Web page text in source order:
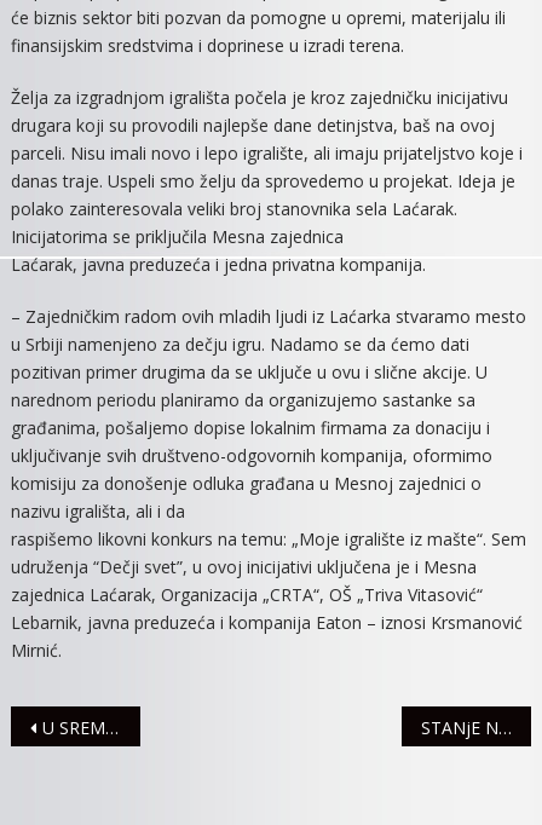
će biznis sektor biti pozvan da pomogne u opremi, materijalu ili
finansijskim sredstvima i doprinese u izradi terena.
Želja za izgradnjom igrališta počela je kroz zajedničku inicijativu
drugara koji su provodili najlepše dane detinjstva, baš na ovoj
parceli. Nisu imali novo i lepo igralište, ali imaju prijateljstvo koje i
danas traje. Uspeli smo želju da sprovedemo u projekat. Ideja je
polako zainteresovala veliki broj stanovnika sela Laćarak.
Inicijatorima se priključila Mesna zajednica
Laćarak, javna preduzeća i jedna privatna kompanija.
– Zajedničkim radom ovih mladih ljudi iz Laćarka stvaramo mesto
u Srbiji namenjeno za dečju igru. Nadamo se da ćemo dati
pozitivan primer drugima da se uključe u ovu i slične akcije. U
narednom periodu planiramo da organizujemo sastanke sa
građanima, pošaljemo dopise lokalnim firmama za donaciju i
uključivanje svih društveno-odgovornih kompanija, oformimo
komisiju za donošenje odluka građana u Mesnoj zajednici o
nazivu igrališta, ali i da
raspišemo likovni konkurs na temu: „Moje igralište iz mašte“. Sem
udruženja “Dečji svet”, u ovoj inicijativi uključena je i Mesna
zajednica Laćarak, Organizacija „CRTA“, OŠ „Triva Vitasović“
Lebarnik, javna preduzeća i kompanija Eaton – iznosi Krsmanović
Mirnić.
Navigacija
U SREMSKOJ MITROVICI PROMOVISANA AKCIJA „SPORT JE VAŽAN DA BI BIO ZDRAV I SNAŽAN“ STANjE NA SREMSKIM PUTEVIMA